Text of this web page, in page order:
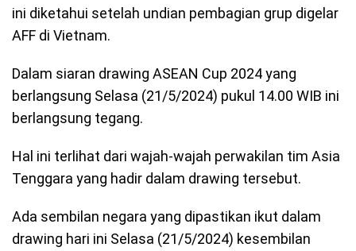
ini diketahui setelah undian pembagian grup digelar
AFF di Vietnam.
Dalam siaran drawing ASEAN Cup 2024 yang
berlangsung Selasa (21/5/2024) pukul 14.00 WIB ini
berlangsung tegang.
Hal ini terlihat dari wajah-wajah perwakilan tim Asia
Tenggara yang hadir dalam drawing tersebut.
Ada sembilan negara yang dipastikan ikut dalam
drawing hari ini Selasa (21/5/2024) kesembilan